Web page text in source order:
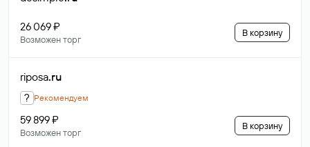
26 069 ₽
Возможен торг
В корзину
riposa.ru
? Рекомендуем
59 899 ₽
Возможен торг
В корзину